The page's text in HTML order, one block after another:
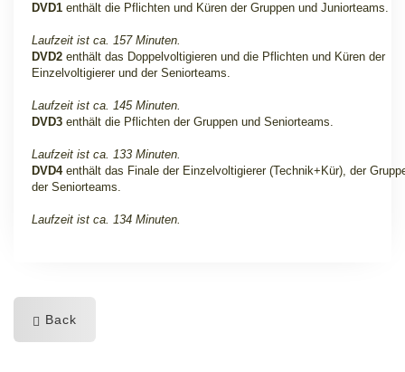
DVD1 enthält die Pflichten und Küren der Gruppen und Juniorteams.
Laufzeit ist ca. 157 Minuten.
DVD2 enthält das Doppelvoltigieren und die Pflichten und Küren der
Einzelvoltigierer und der Seniorteams.
Laufzeit ist ca. 145 Minuten.
DVD3 enthält die Pflichten der Gruppen und Seniorteams.
Laufzeit ist ca. 133 Minuten.
DVD4enthält das Finale der Einzelvoltigierer (Technik+Kür), der
der Seniorteams.
Laufzeit ist ca. 134 Minuten.
Back